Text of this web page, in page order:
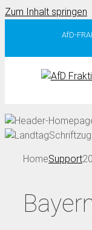
Zum Inhalt springen
AfD-
HomeSupport